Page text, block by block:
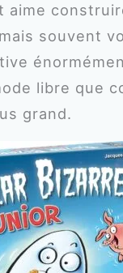
aime
souvent
libre que
grand.